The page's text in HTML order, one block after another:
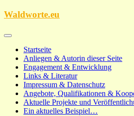
Zum
Waldworte.eu
Startseite
Anliegen & Autorin dieser Seite
Engagement & Entwicklung
Links & Literatur
Impressum & Datenschutz
Angebote, Qualifikationen &
Aktuelle Projekte und
Ein aktuelles Beispiel…